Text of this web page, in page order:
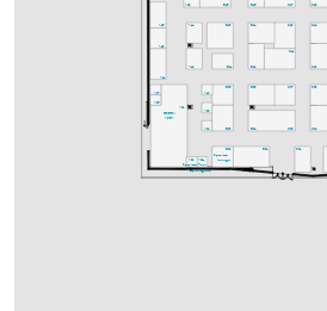
A12
A01
GREEN
AREA
A04
A07
A11
A02a
Ton-
ausgabe
C11
A13
C17
C10
C01
C18
C07
B12
C13
B16
C04
B01
B11
B15
A15
A18
B02
Speakers-
lounge
B08
C12
B14
B04 C03
B13
C08
A14
B05
A08
A10
A02
Speakers-
Prep.
A05
B03